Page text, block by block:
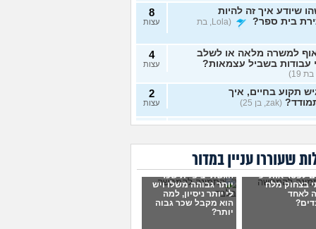
שיודע איך זה להיות
בית ספר?
(Lola, בת
8
עצות
למשרה מלאה או לשלב
עבודות בשביל עצמאות?
19)
4
עצות
תקוע בחיים, איך
(zak, בן 25)
2
עצות
לעשות כסף מתמונות של
שיגלו אותי?
(אליס, בת
7
כמעט הכול בקשר
סלאש לימודים
שאין עתיד
(אנונימית, בת
4
עצות
שעוררו עניין במדור
לפטר אותי כי
בצחוק מלח
לאחד
הגשתי ציפיית שכר
יותר גבוהה משלו ויש
לי יותר ניסיון, למה
הוא מקבל שכר גבוה
יותר?